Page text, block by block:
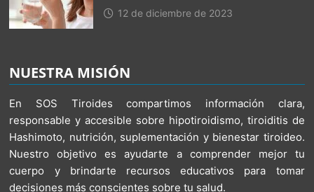
12 de diciembre de 2023
NUESTRA MISIÓN
En SOS Tiroides compartimos información clara,
responsable y accesible sobre hipotiroidismo, tiroiditis de
Hashimoto, nutrición, suplementación y bienestar tiroideo.
Nuestro objetivo es ayudarte a comprender mejor tu
cuerpo y brindarte recursos educativos para tomar
decisiones más conscientes sobre tu salud.